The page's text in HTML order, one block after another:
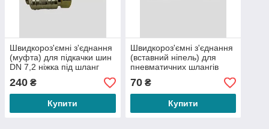
Швидкороз'ємні з'єднання
(муфта) для підкачки шин
DN 7,2 ніжка під шланг
240 ₴
Купити
Швидкороз'ємні з'єднання
(вставний ніпель) для
пневматичних шлангів
шланг 8мм
70₴
Купити